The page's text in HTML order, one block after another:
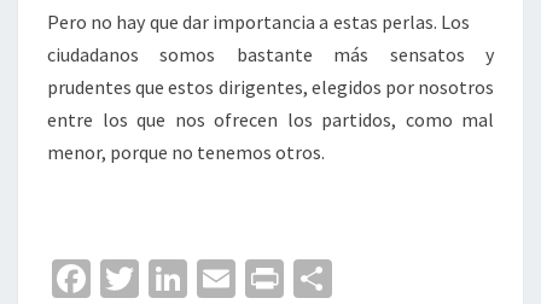
Pero no hay que dar importancia a estas perlas. Los
ciudadanos somos bastante más sensatos y
prudentes que estos dirigentes, elegidos por nosotros
entre los que nos ofrecen los partidos, como mal
menor, porque no tenemos otros.
Fa T
Li
E
Pr